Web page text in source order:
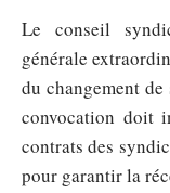
Le conseil
générale
du changement
convocation doit
contrats des
pour garantir la